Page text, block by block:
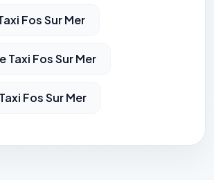
Fos Sur Mer
Taxi Fos Sur Mer
Fos Sur Mer